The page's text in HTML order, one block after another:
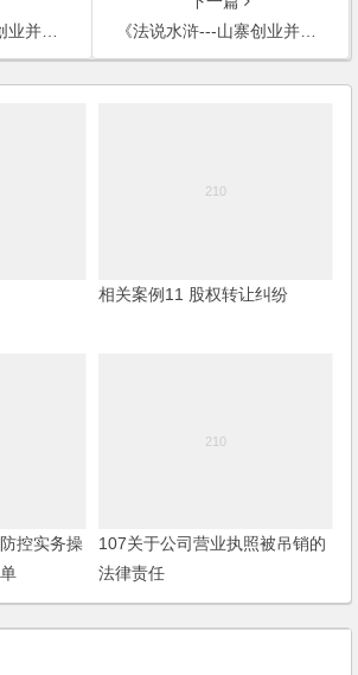
奇》序
《法说水浒---山寨创业并购传奇》故事梗概
相关案例11 股权转让纠纷
控实务操
107关于公司营业执照被吊销的
法律责任